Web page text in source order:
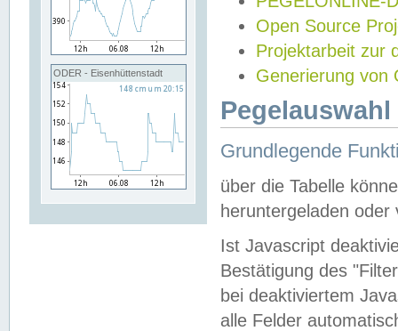
ODER - Eisenhüttenstadt
Open Source
Projektarbeit zur
Generierung von
Grundlegende
über die Tabelle
heruntergeladen oder
Ist Javascript
Bestätigung des
bei deaktiviertem
alle Felder